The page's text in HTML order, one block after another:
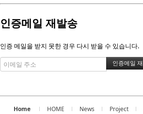
인증메일 재발송
인증 메일을 받지 못한 경우 다시 받을 수 있습니다.
Home HOME News Project